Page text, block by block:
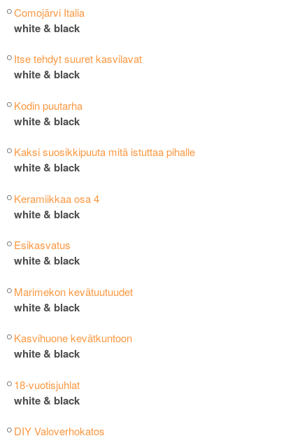
Comojärvi Italia
white & black
Itse tehdyt suuret kasvilavat
white & black
Kodin puutarha
white & black
Kaksi suosikkipuuta mitä istuttaa pihalle
white & black
Keramiikkaa osa 4
white & black
Esikasvatus
white & black
Marimekon kevätuutuudet
white & black
Kasvihuone kevätkuntoon
white & black
18-vuotisjuhlat
white & black
DIY Valoverhokatos